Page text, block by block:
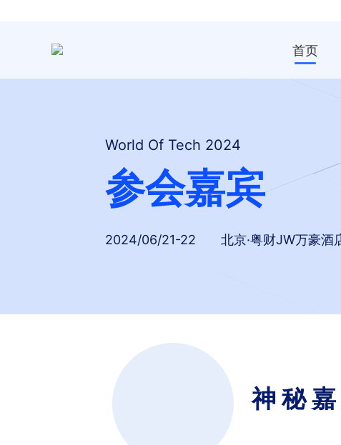
首页
World Of Tech 2024
参会嘉宾
2024/06/21-22 北京·粤财JW万豪酒
神秘